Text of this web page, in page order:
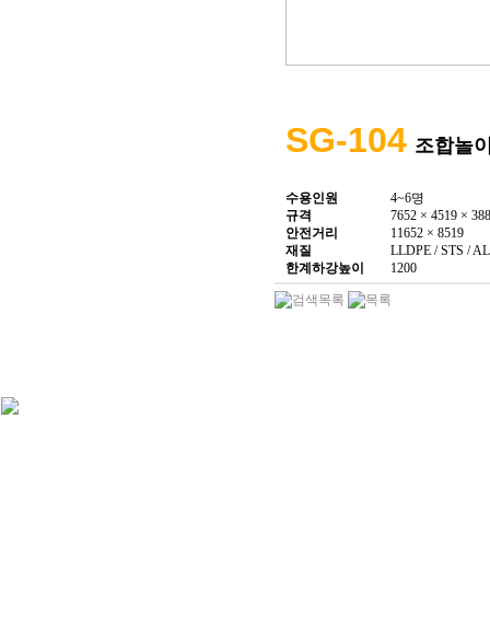
SG-104 조합놀
수용인원 4~6명
규격 7652 × 4519 ×
안전거리 11652 × 8519
재질 LLDPE / STS /
한계하강높이 1200